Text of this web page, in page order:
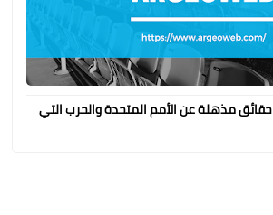
نظام العالم الجديد: 5 حقائق مذهلة عن الأمم المتحدة والحرب التي